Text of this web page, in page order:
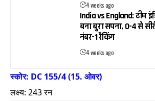
4 weeks ago
India vs England: टीम
बना बुरा सपना, 0-4 से
नंबर-1 रैंकिंग
4 weeks ago
स्कोर: DC 155/4 (15. ओवर)
लक्ष्य: 243 रन